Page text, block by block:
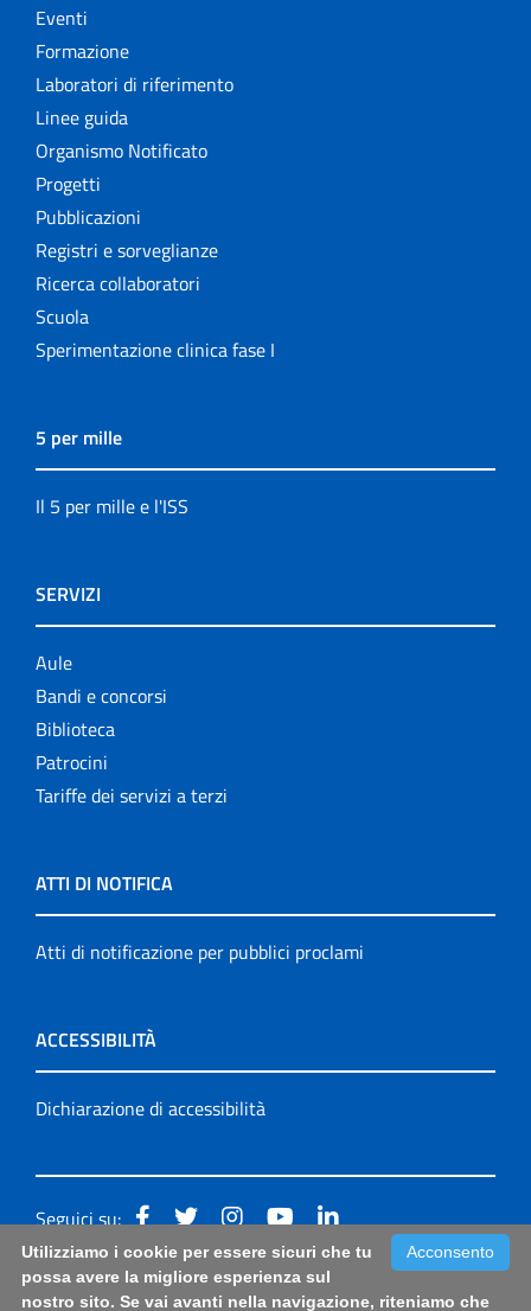
Eventi
Formazione
Laboratori di riferimento
Linee guida
Organismo Notificato
Progetti
Pubblicazioni
Registri e sorveglianze
Ricerca collaboratori
Scuola
Sperimentazione clinica fase I
5 per mille
Il 5 per mille e l'ISS
SERVIZI
Aule
Bandi e concorsi
Biblioteca
Patrocini
Tariffe dei servizi a terzi
ATTI DI NOTIFICA
Atti di notificazione per pubblici proclami
ACCESSIBILITÀ
Dichiarazione di accessibilità
Seguici su:
Accessibilità: form di segnalazione di prima istanza per
Acconsento
Utilizziamo i cookie per essere sicuri che tu
possa avere la migliore esperienza sul
nostro sito. Se vai avanti nella navigazione, riteniamo che